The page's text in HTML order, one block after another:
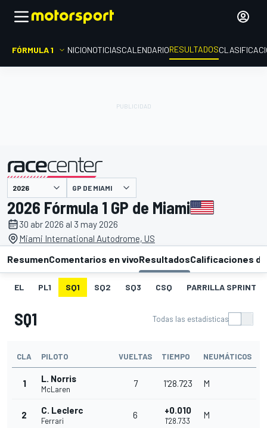
FÓRMULA 1 INICIONOTICIASCALENDARIORESULTADOS
presentado por GP DE MIAMI
2026 Fórmula 1 GP de Miami
30 abr 2026 al 3 may 2026
Miami International Autodrome, US
ResumenComentarios en vivoResultadosCalificaciones
EL PL1 SQ1 SQ2 SQ3 CSQ PARRILLA SPRINT
SQ1 Todas las estadísticas
CLA PILOTO VUELTAS TIEMPO NEUMÁTICOS
1 L. Norris
McLaren
7 1'28.723 M
2 C. Leclerc
Ferrari
6 +0.010
1'28.733
M